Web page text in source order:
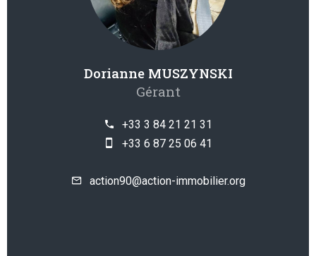
Dorianne MUSZYNSKI
Gérant
+33 3 84 21 21 31
+33 6 87 25 06 41
action90@action-immobilier.org